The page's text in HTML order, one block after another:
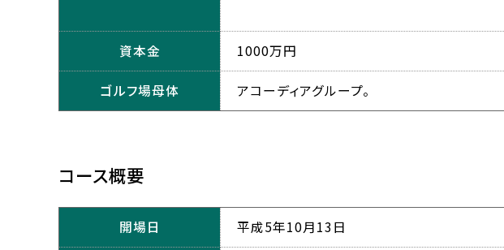
資本金 1000万円
ゴルフ場母体 アコーディアグループ。
コース概要
開場日 平成5年10月13日